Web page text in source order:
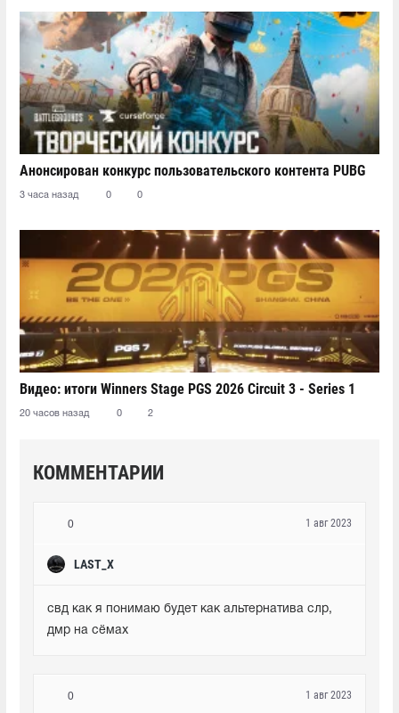
Анонсирован конкурс пользовательского контента PUBG
3 часа назад 0 0
Видео: итоги Winners Stage PGS 2026 Circuit 3 - Series 1
20 часов назад 0 2
КОММЕНТАРИИ
0
LAST_X
1 авг 2023
свд как я понимаю будет как альтернатива слр,
дмр на сёмах
0 1 авг 2023